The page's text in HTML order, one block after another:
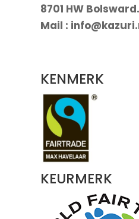
8701 HW Bolsward.
Mail :
KENMERK
KEURMERK